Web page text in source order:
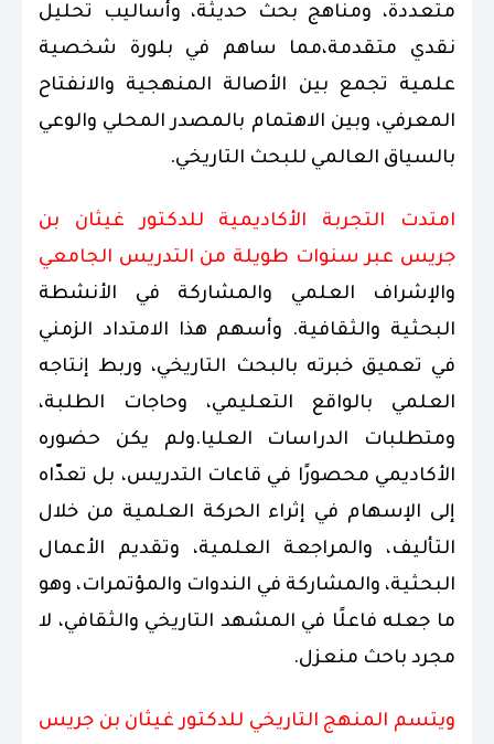
متعددة، ومناهج بحث حديثة، وأساليب تحليل
نقدي متقدمة،مما ساهم في بلورة شخصية
علمية تجمع بين الأصالة المنهجية والانفتاح
المعرفي، وبين الاهتمام بالمصدر المحلي والوعي
بالسياق العالمي للبحث التاريخي.
امتدت التجربة الأكاديمية للدكتور غيثان بن
جريس عبر سنوات طويلة من التدريس الجامعي
والإشراف العلمي والمشاركة في الأنشطة
البحثية والثقافية. وأسهم هذا الامتداد الزمني
في تعميق خبرته بالبحث التاريخي، وربط إنتاجه
العلمي بالواقع التعليمي، وحاجات الطلبة،
ومتطلبات الدراسات العليا.ولم يكن حضوره
الأكاديمي محصورًا في قاعات التدريس، بل تعدّاه
إلى الإسهام في إثراء الحركة العلمية من خلال
التأليف، والمراجعة العلمية، وتقديم الأعمال
البحثية، والمشاركة في الندوات والمؤتمرات، وهو
ما جعله فاعلًا في المشهد التاريخي والثقافي، لا
مجرد باحث منعزل.
ويتسم المنهج التاريخي للدكتور غيثان بن جريس